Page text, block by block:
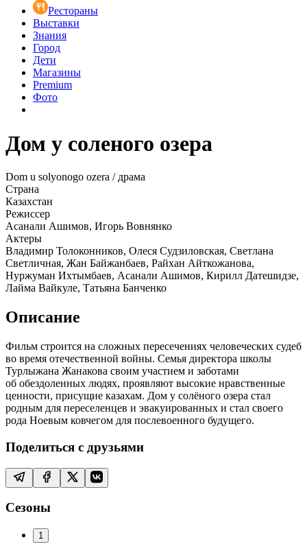
Рестораны
Выставки
Знания
Город
Дети
Магазины
Premium
Фото
Дом у соленого озера
Dom u solyonogo ozera / драма
Страна
Казахстан
Режиссер
Асанали Ашимов, Игорь Вовнянко
Актеры
Владимир Толоконников, Олеся Судзиловская, Светлана
Светличная, Жан Байжанбаев, Райхан Айткожанова,
Нуржуман Ихтымбаев, Асанали Ашимов, Кирилл Датешидзе,
Лайма Вайкуле, Татьяна Банченко
Описание
Фильм строится на сложных пересечениях человеческих судеб
во время отечественной войны. Семья директора школы
Турлыжана Жанакова своим участием и заботами
об обездоленных людях, проявляют высокие нравственные
ценности, присущие казахам. Дом у солёного озера стал
родным для переселенцев и эвакуированных и стал своего
рода Ноевым ковчегом для послевоенного будущего.
Поделиться с друзьями
Сезоны
1